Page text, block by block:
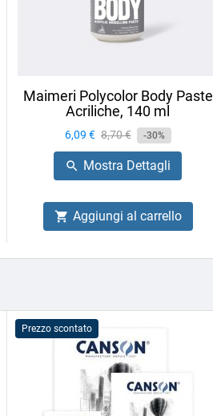
Maimeri Polycolor Body Paste
Acriliche, 140 ml
Prezzo
6,09 € Prezzo
base
8,70 € -30%
 Mostra Dettagli
 Aggiungi al carrello
Prezzo scontato